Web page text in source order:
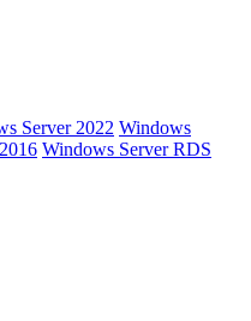
Server 2022 Windows
Windows Server RDS